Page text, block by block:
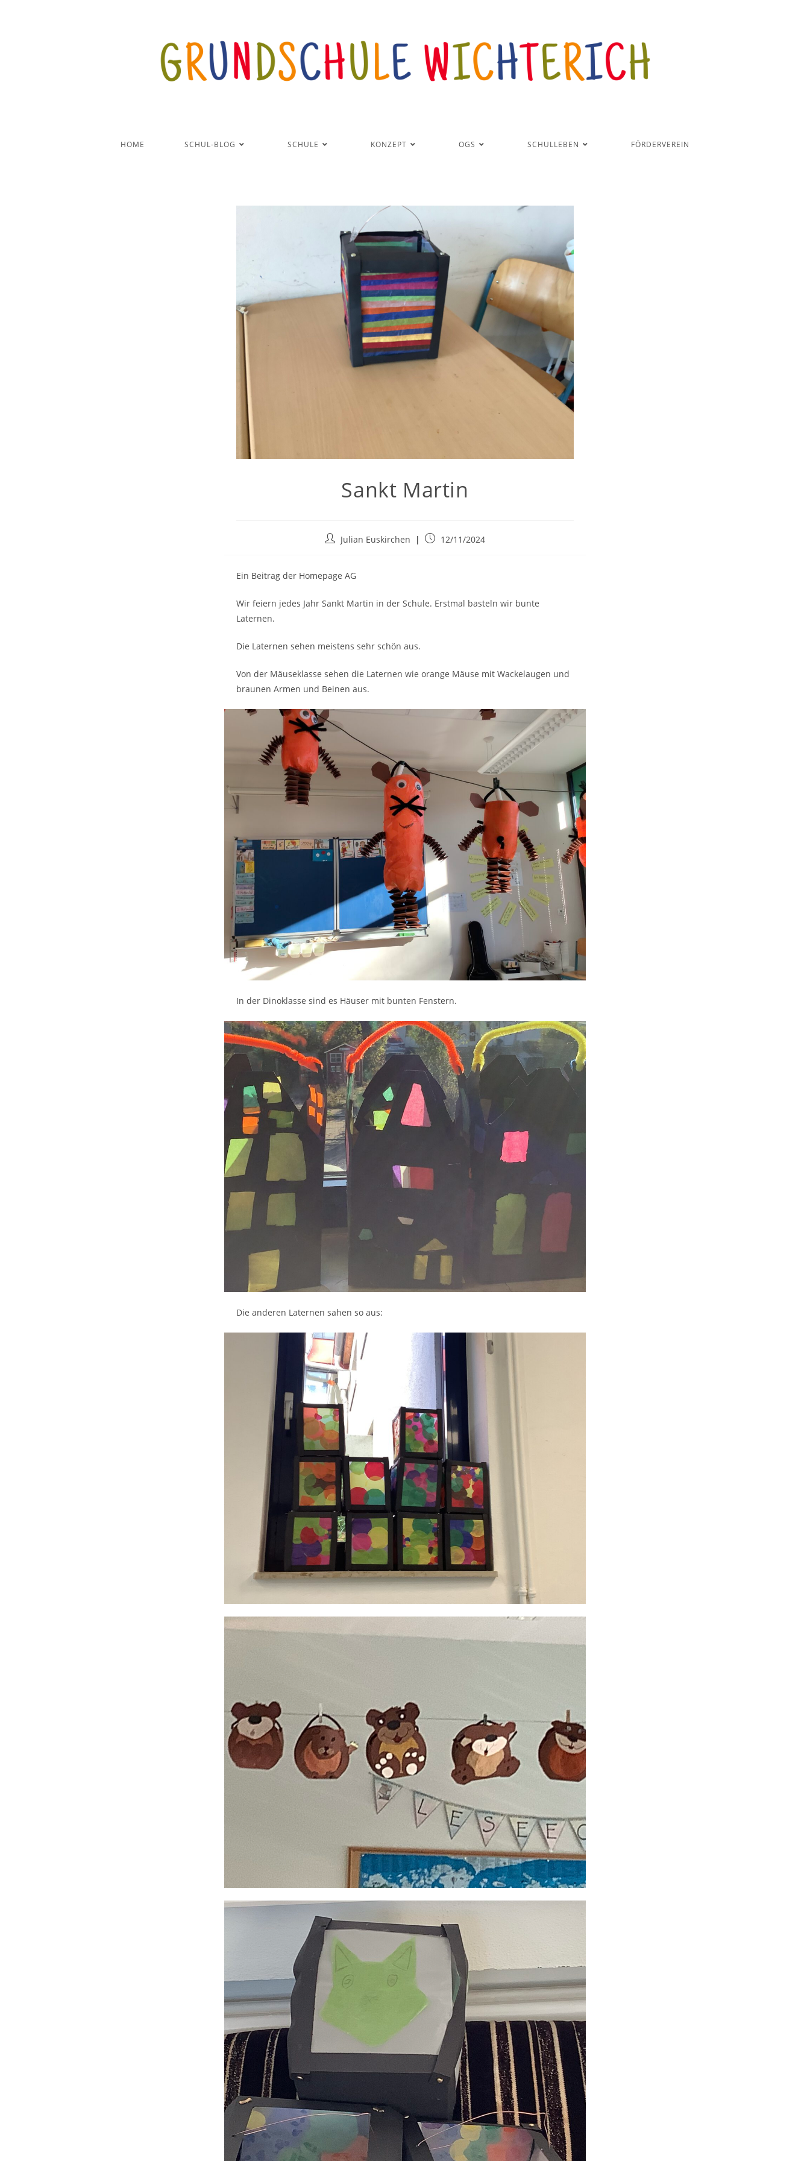
HOME SCHUL-BLOG SCHULE KONZEPT OGS SCHULLEBEN FÖRDERVEREIN
Sankt Martin
Julian Euskirchen 12/11/2024
Ein Beitrag der Homepage AG
Wir feiern jedes Jahr Sankt Martin in der Schule. Erstmal basteln wir bunte
Laternen.
Die Laternen sehen meistens sehr schön aus.
Von der Mäuseklasse sehen die Laternen wie orange Mäuse mit Wackelaugen und
braunen Armen und Beinen aus.
In der Dinoklasse sind es Häuser mit bunten Fenstern.
Die anderen Laternen sahen so aus: